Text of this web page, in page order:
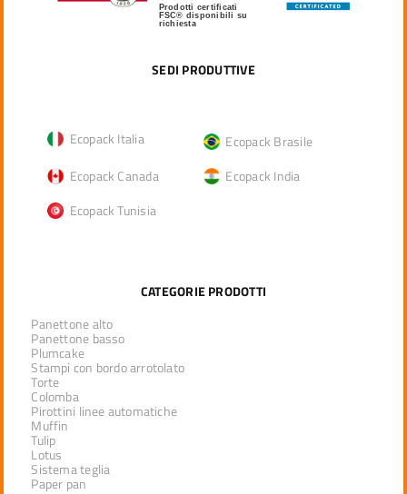
Prodotti certificati
FSC® disponibili su
richiesta
SEDI PRODUTTIVE
Ecopack Italia
Ecopack Brasile
Ecopack Canada
Ecopack India
Ecopack Tunisia
CATEGORIE PRODOTTI
Panettone alto
Panettone basso
Plumcake
Stampi con bordo arrotolato
Torte
Colomba
Pirottini linee automatiche
Muffin
Tulip
Lotus
Sistema teglia
Paper pan